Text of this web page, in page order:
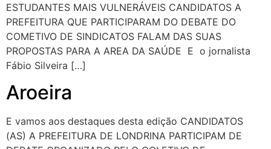
ESTUDANTES MAIS VULNERÁVEIS CANDIDATOS A
PREFEITURA QUE PARTICIPARAM DO DEBATE DO
COMETIVO DE SINDICATOS FALAM DAS SUAS
PROPOSTAS PARA A AREA DA SAÚDE E o jornalista
Fábio Silveira […]
Aroeira
E vamos aos destaques desta edição CANDIDATOS
(AS) A PREFEITURA DE LONDRINA PARTICIPAM DE